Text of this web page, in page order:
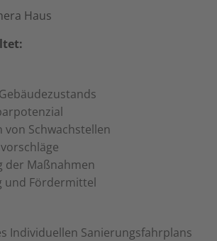
Schwachstellen
der Maßnahmen
und Fördermittel
Individuellen Sanierungsfahrplans